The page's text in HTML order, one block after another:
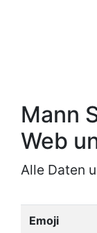
Mann
Web
Alle Daten
Emoji